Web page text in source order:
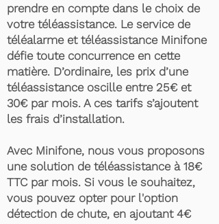
prendre en compte dans le choix de
votre téléassistance. Le service de
téléalarme et téléassistance Minifone
défie toute concurrence en cette
matière. D’ordinaire, les prix d’une
téléassistance oscille entre 25€ et
30€ par mois. A ces tarifs s’ajoutent
les frais d’installation.
Avec Minifone, nous vous proposons
une solution de téléassistance à 18€
TTC par mois. Si vous le souhaitez,
vous pouvez opter pour l'option
détection de chute, en ajoutant 4€